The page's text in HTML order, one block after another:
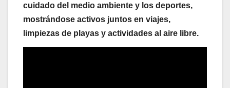
cuidado del medio ambiente y los deportes,
mostrándose activos juntos en viajes,
limpiezas de playas y actividades al aire libre.